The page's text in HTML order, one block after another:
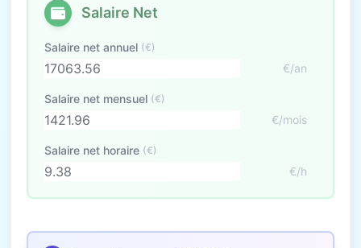
Salaire Net
Salaire net annuel (€)
€/an
Salaire net mensuel (€)
€/mois
Salaire net horaire (€)
€/h